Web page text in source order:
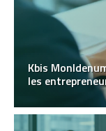
Kbis
les